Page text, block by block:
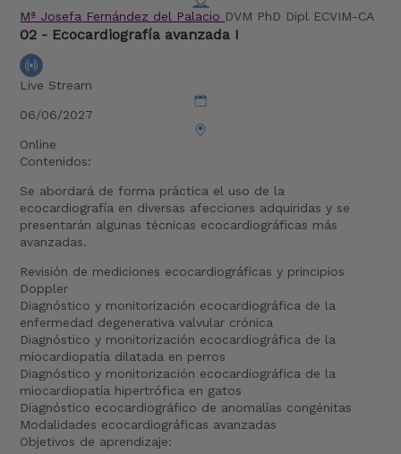
Mª Josefa Fernández del Palacio DVM PhD Dipl ECVIM-CA
02 - Ecocardiografía avanzada I
Live Stream
06/06/2027
Online
Contenidos:
Se abordará de forma práctica el uso de la
ecocardiografía en diversas afecciones adquiridas y se
presentarán algunas técnicas ecocardiográficas más
avanzadas.
Revisión de mediciones ecocardiográficas y principios
Doppler
Diagnóstico y monitorización ecocardiográfica de la
enfermedad degenerativa valvular crónica
Diagnóstico y monitorización ecocardiográfica de la
miocardiopatía dilatada en perros
Diagnóstico y monitorización ecocardiográfica de la
miocardiopatía hipertrófica en gatos
Diagnóstico ecocardiográfico de anomalías congénitas
Modalidades ecocardiográficas avanzadas
Objetivos de aprendizaje: